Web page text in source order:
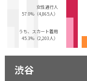
女性通行人
57.0%（4,865人）
うち、スカート着用
45.3%（2,203人）
渋谷